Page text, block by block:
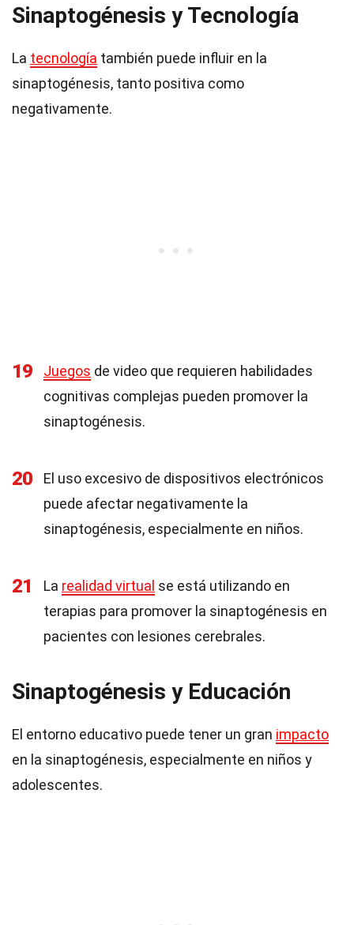
Sinaptogénesis y Tecnología
La tecnología también puede influir en la
sinaptogénesis, tanto positiva como
negativamente.
19 Juegos de video que requieren habilidades
cognitivas complejas pueden promover la
sinaptogénesis.
20
El uso excesivo de dispositivos electrónicos
puede afectar negativamente la
sinaptogénesis, especialmente en niños.
21 La realidad virtual se está utilizando en
terapias para promover la sinaptogénesis en
pacientes con lesiones cerebrales.
Sinaptogénesis y Educación
El entorno educativo puede tener un gran impacto
en la sinaptogénesis, especialmente en niños y
adolescentes.